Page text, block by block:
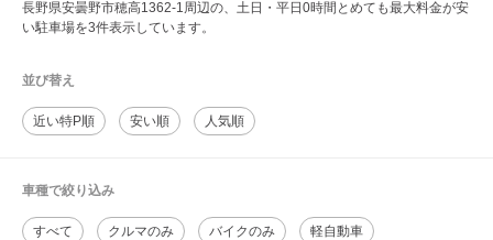
長野県安曇野市穂高1362-1周辺の、土日・平日0時間とめても最大料金が安
い駐車場を3件表示しています。
並び替え
近い特P順 安い順 人気順
車種で絞り込み
すべて クルマのみ バイクのみ 軽自動車